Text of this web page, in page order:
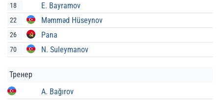
18 E. Bayramov
22 Məmməd Hüseynov
26 Pana
70 N. Suleymanov
Тренер
A. Bağırov